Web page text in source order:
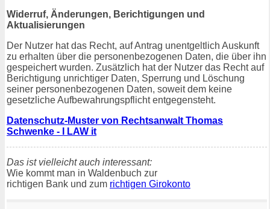
Widerruf, Änderungen, Berichtigungen und
Aktualisierungen
Der Nutzer hat das Recht, auf Antrag unentgeltlich Auskunft
zu erhalten über die personenbezogenen Daten, die über ihn
gespeichert wurden. Zusätzlich hat der Nutzer das Recht auf
Berichtigung unrichtiger Daten, Sperrung und Löschung
seiner personenbezogenen Daten, soweit dem keine
gesetzliche Aufbewahrungspflicht entgegensteht.
Datenschutz-Muster von Rechtsanwalt Thomas
Schwenke - I LAW it
Das ist vielleicht auch interessant:
Wie kommt man in Waldenbuch zur
richtigen Bank und zum richtigen Girokonto